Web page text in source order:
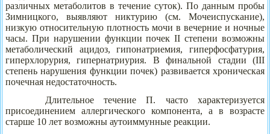
различных метаболитов в течение суток). По данным пробы
Зимницкого, выявляют никтурию (см. Мочеиспускание),
низкую относительную плотность мочи в вечерние и ночные
часы. При нарушении функции почек II степени возможны
метаболический ацидоз, гипонатриемия, гиперфосфатурия,
гиперхлорурия, гипернатриурия. В финальной стадии (III
степень нарушения функции почек) развивается хроническая
почечная недостаточность.
Длительное течение П. часто характеризуется
присоединением аллергического компонента, а в возрасте
старше 10 лет возможны аутоиммунные реакции.